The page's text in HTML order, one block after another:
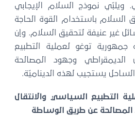
نموذج السلام الإيجابي
السلام باستخدام القوة الحاجة
غير عنيفة لتحقيق السلام. وإن
جمهورية توغو لعملية التطبيع
الديمقراطي وجهود المصالحة
يستجيب لهذه الديناميّة.
عملية التطبيع السياسي والانتقال
المصالحة عن طريق الوساطة